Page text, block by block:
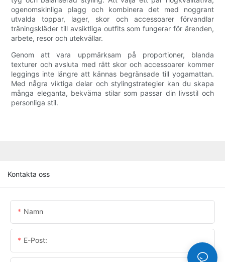
ogenomskinliga plagg och kombinera det med noggrant
utvalda toppar, lager, skor och accessoarer förvandlar
träningskläder till avsiktliga outfits som fungerar för ärenden,
arbete, resor och utekvällar.
Genom att vara uppmärksam på proportioner, blanda
texturer och avsluta med rätt skor och accessoarer kommer
leggings inte längre att kännas begränsade till yogamattan.
Med några viktiga delar och stylingstrategier kan du skapa
många eleganta, bekväma stilar som passar din livsstil och
personliga stil.
Kontakta oss
Namn
E-Post: